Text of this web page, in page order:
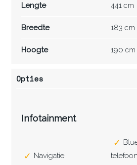
Lengte 441 cm
Breedte 183 cm
Hoogte 190 cm
Opties
Infotainment
Navigatie